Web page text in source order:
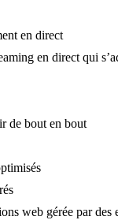
en direct
en direct qui
de bout en bout
web gérée par des